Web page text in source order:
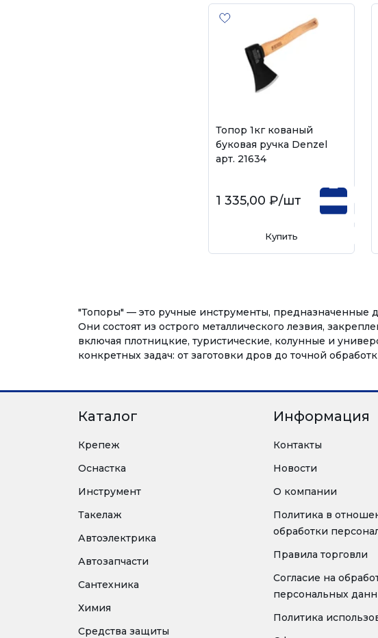
Топор 1кг кованый
буковая ручка Denzel
арт. 21634
1 335,00 ₽/шт
Купить
"Топоры" — это ручные инструменты, предназначенные
Они состоят из острого металлического лезвия,
включая плотницкие, туристические, колунные и
конкретных задач: от заготовки дров до точной
Каталог
Крепеж
Оснастка
Инструмент
Такелаж
Автоэлектрика
Автозапчасти
Сантехника
Химия
Средства защиты
Информация
Контакты
Новости
О компании
Политика в
обработки
Правила торговли
Согласие на
персональных
Политика